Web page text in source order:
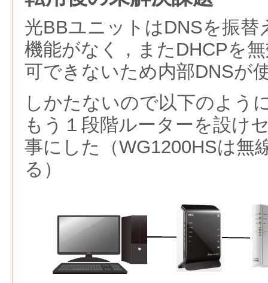
光BBユニットはDNSを振替
機能がなく，またDHCPを
可できないため内部DNSが
しかたないので以下のよう
もう１段階ルーターを設け
事にした（WG1200HSは無
る）